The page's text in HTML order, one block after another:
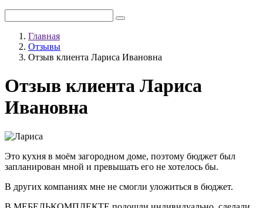
Главная
Отзывы
Отзыв клиента Лариса Ивановна
Отзыв клиента Лариса
Ивановна
Это кухня в моём загородном доме, поэтому бюджет был
запланирован мной и превышать его не хотелось бы.
В других компаниях мне не смогли уложиться в бюджет.